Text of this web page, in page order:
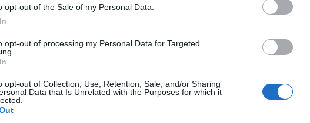
opt-out of the Sale of my Personal Data.
opt-out of processing my Personal Data for Targeted
opt-out of Collection, Use, Retention, Sale, and/or Sharing
Data that Is Unrelated with the Purposes for which it
ο αντιδήμαρχος που κατηγορείται για τη βάναυση
με περιοριστικούς όρους.
επέμεινε για ακόμα μία φορά στην αρχική τοποθέτηση
είχε δεχθεί επίθεση από λύκο ή άλλο άγριο ζώο.